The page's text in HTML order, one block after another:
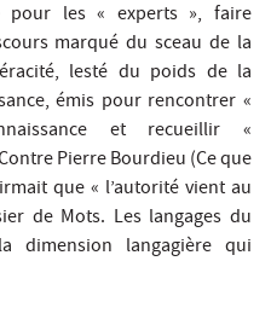
pour les « experts », faire
marqué du sceau de la
lesté du poids de la
émis pour rencontrer «
et recueillir «
Pierre Bourdieu (Ce que
que « l’autorité vient au
de Mots. Les langages du
dimension langagière qui